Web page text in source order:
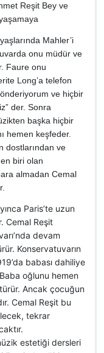
Reşit Bey ve
Mahler’i
onu müdür ve
Faure onu
Long’a telefon
ve hiçbir
der. Sonra
başka hiçbir
hemen keşfeder.
dostlarından ve
biri olan
almadan Cemal
Paris’te uzun
Cemal Reşit
devam
Konservatuvarın
babası dahiliye
Baba oğlunu hemen
Ancak çocuğun
Cemal Reşit bu
tekrar
estetiği dersleri